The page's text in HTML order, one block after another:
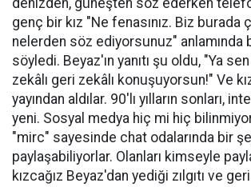
denizden, güneşten söz ederken
genç bir kız "Ne fenasınız. Biz burada
nelerden söz ediyorsunuz" anlamında
söyledi. Beyaz'ın yanıtı şu oldu, "Ya
zekâlı geri zekâlı konuşuyorsun!" Ve
yayından aldılar. 90'lı yılların sonları,
yeni. Sosyal medya hiç mi hiç
"mirc" sayesinde chat odalarında bir
paylaşabiliyorlar. Olanları kimseyle
kızcağız Beyaz'dan yediği zılgıtı ve